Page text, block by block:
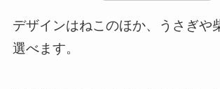
デザインはねこのほか、うさぎや
選べます。